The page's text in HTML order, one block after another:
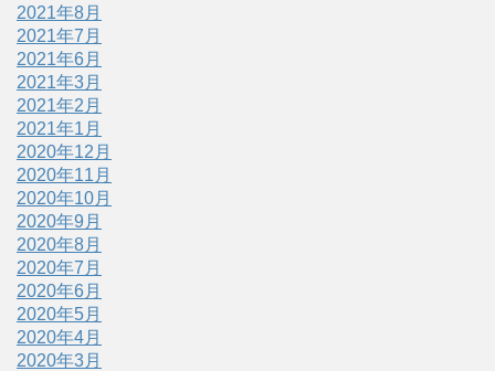
2021年8月
2021年7月
2021年6月
2021年3月
2021年2月
2021年1月
2020年12月
2020年11月
2020年10月
2020年9月
2020年8月
2020年7月
2020年6月
2020年5月
2020年4月
2020年3月